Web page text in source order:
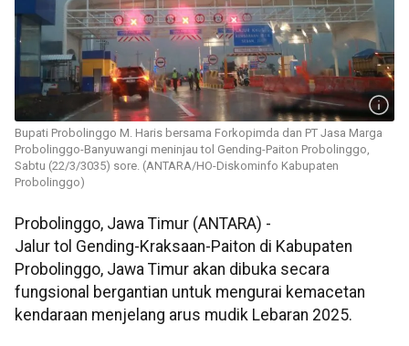
Bupati Probolinggo M. Haris bersama Forkopimda dan PT Jasa Marga
Probolinggo-Banyuwangi meninjau tol Gending-Paiton Probolinggo,
Sabtu (22/3/3035) sore. (ANTARA/HO-Diskominfo Kabupaten
Probolinggo)
Probolinggo, Jawa Timur (ANTARA) -
Jalur tol Gending-Kraksaan-Paiton di Kabupaten
Probolinggo, Jawa Timur akan dibuka secara
fungsional bergantian untuk mengurai kemacetan
kendaraan menjelang arus mudik Lebaran 2025.